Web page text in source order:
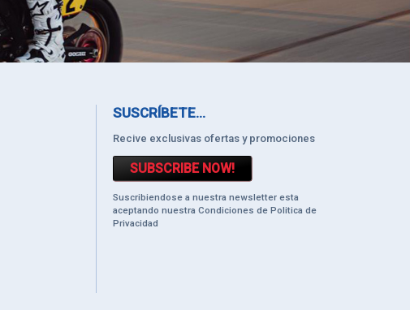
SUSCRÍBETE...
Recive exclusivas ofertas y promociones
SUBSCRIBE NOW!
Suscribiendose a nuestra newsletter esta
aceptando nuestra Condiciones de Politica de
Privacidad